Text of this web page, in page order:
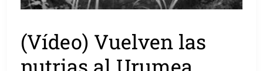
(Vídeo) Vuelven las